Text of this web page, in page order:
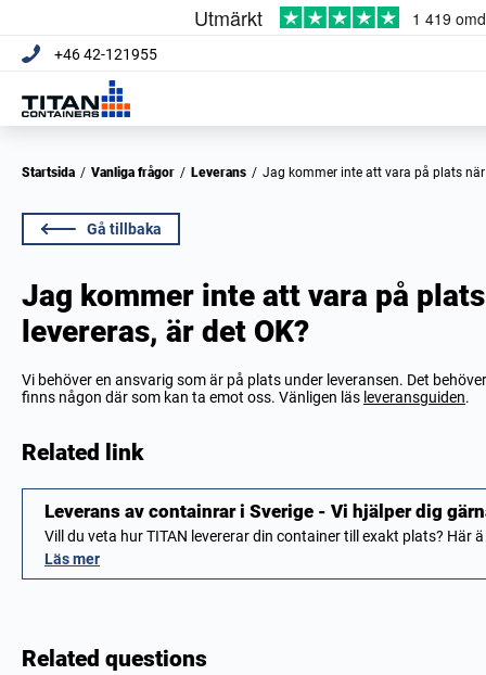
+46 42-121955
Startsida / Vanliga frågor / Leverans / Jag kommer inte att vara på plats
Gå tillbaka
Jag kommer inte att vara på
levereras, är det OK?
Vi behöver en ansvarig som är på plats under leveransen. Det
finns någon där som kan ta emot oss. Vänligen läs leveransguiden.
Related link
Leverans av containrar i Sverige - Vi hjälper dig
Vill du veta hur TITAN levererar din container till exakt plats? Här
Läs mer
Related questions